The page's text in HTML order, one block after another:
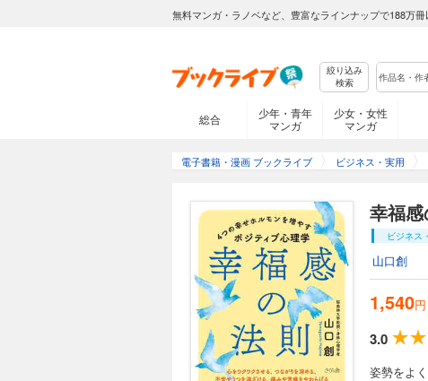
無料マンガ・ラノベなど、豊富なラインナップで188万冊
絞り込み
検索
総合
少年・青年
マンガ
少女・女性
マンガ
電子書籍・漫画 ブックライブ ビジネス・実用
幸福
ビジネス
山口創
1,540
3.0
姿勢をよ